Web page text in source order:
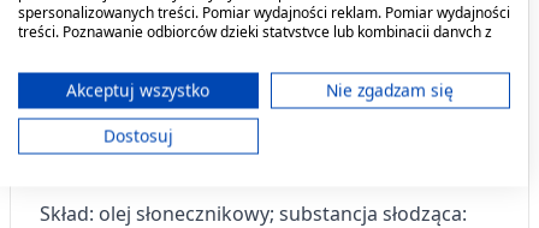
zróżnicowanej diety. Zalecany jest zrównoważony
sposób żywienia i zdrowy tryb życia. Suplementy
diety powinny być przechowywane w sposób
niedostępny dla małych dzieci.
Co zawiera produkt?
Skład: olej słonecznikowy; substancja słodząca:
spersonalizowanych treści. Pomiar wydajności reklam. Pomiar wydajności
treści. Poznawanie odbiorców dzięki statystyce lub kombinacji danych z
ograniczonych danych do wyboru treści.
Dane mogą być udostępniane poza Unię Europejską i wysyłane do USA.
Twoja zgoda i polityka cookie dotyczą wyłącznie tej witryny/aplikacji.
Wyświetl listę partnerów (11 dostawców IAB)
Cele przetwarzania IAB:
Akceptuj wszystko
Nie zgadzam się
Dostosuj